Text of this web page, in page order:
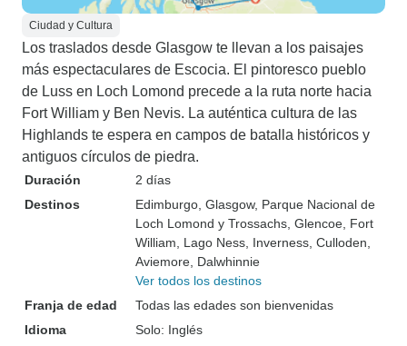
Ciudad y Cultura
Los traslados desde Glasgow te llevan a los paisajes
más espectaculares de Escocia. El pintoresco pueblo
de Luss en Loch Lomond precede a la ruta norte hacia
Fort William y Ben Nevis. La auténtica cultura de las
Highlands te espera en campos de batalla históricos y
antiguos círculos de piedra.
Duración
2 días
Destinos
Edimburgo , Glasgow, Parque Nacional de
Loch Lomond y Trossachs , Glencoe , Fort
William , Lago Ness , Inverness , Culloden
Aviemore , Dalwhinnie
Ver todos los destinos
Franja de edad
Todas las edades son bienvenidas
Idioma
Solo: Inglés